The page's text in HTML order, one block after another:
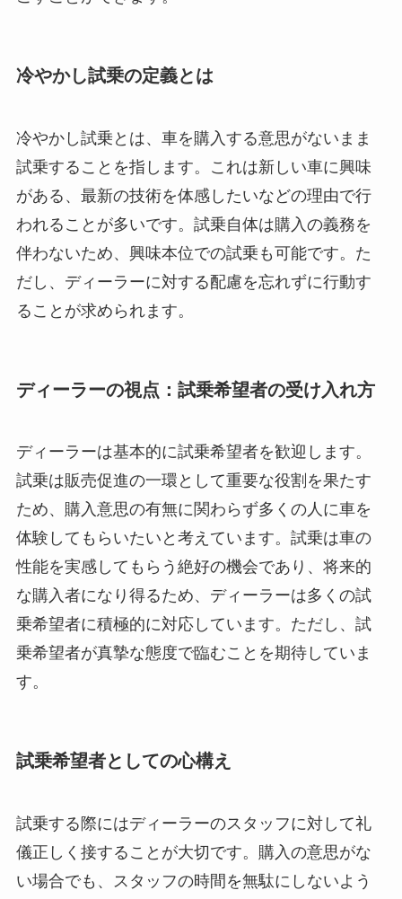
冷やかし試乗の定義とは
冷やかし試乗とは、車を購入する意思がないまま
試乗することを指します。これは新しい車に興味
がある、最新の技術を体感したいなどの理由で行
われることが多いです。試乗自体は購入の義務を
伴わないため、興味本位での試乗も可能です。た
だし、ディーラーに対する配慮を忘れずに行動す
ることが求められます。
ディーラーの視点：試乗希望者の受け入れ方
ディーラーは基本的に試乗希望者を歓迎します。
試乗は販売促進の一環として重要な役割を果たす
ため、購入意思の有無に関わらず多くの人に車を
体験してもらいたいと考えています。試乗は車の
性能を実感してもらう絶好の機会であり、将来的
な購入者になり得るため、ディーラーは多くの試
乗希望者に積極的に対応しています。ただし、試
乗希望者が真摯な態度で臨むことを期待していま
す。
試乗希望者としての心構え
試乗する際にはディーラーのスタッフに対して礼
儀正しく接することが大切です。購入の意思がな
い場合でも、スタッフの時間を無駄にしないよう